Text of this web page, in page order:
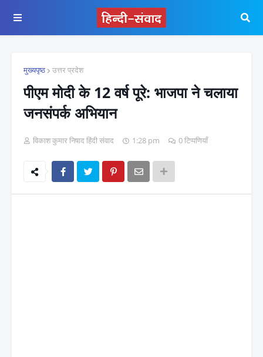
मुख्यपृष्ठ उत्तर प्रदेश
पीएम मोदी के 12 वर्ष पूरे: भाजपा ने चलाया
जनसंपर्क अभियान
विकाश कुमार निषाद हिंदी संवाद 1:28 pm 0 टिप्पणियाँ